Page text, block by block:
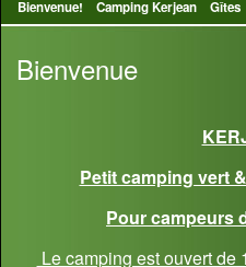
Bienvenue! Camping Kerjean Gîtes
Bienvenue
Petit camping vert
Pour campeurs
Le camping est ouvert de